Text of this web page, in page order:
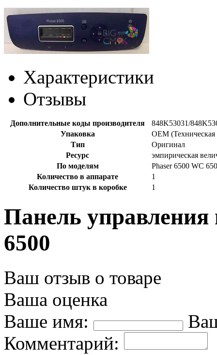
Характеристики
Отзывы
Дополнительные коды производителя
848K53031/
Упаковка
OEM (Техническая
Тип
Оригинал
Ресурс
эмпирическая
По моделям
Phaser 6500 WC
Количество в аппарате
1
Количество штук в коробке
1
Панель управления
6500
Ваш отзыв о товаре
Ваша оценка
Ваше имя:
Комментарий: